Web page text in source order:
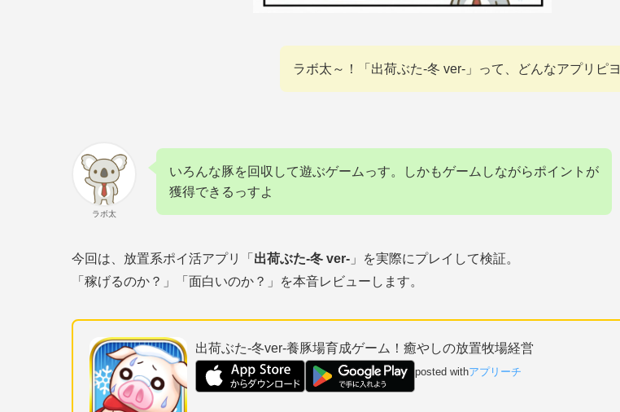
ラボ太～！「出荷ぶた-冬 ver-」って、どんなアプリピ
ラボ太
いろんな豚を回収して遊ぶゲームっす。しかもゲームしながらポイントが
獲得できるっすよ
今回は、放置系ポイ活アプリ「 出荷ぶた-冬 ver- 」を実際にプレイして検証。
「稼げるのか？」「面白いのか？」を本音レビューします。
出荷ぶた-冬ver-養豚場育成ゲーム！癒やしの放置牧場経営
posted withアプリーチ